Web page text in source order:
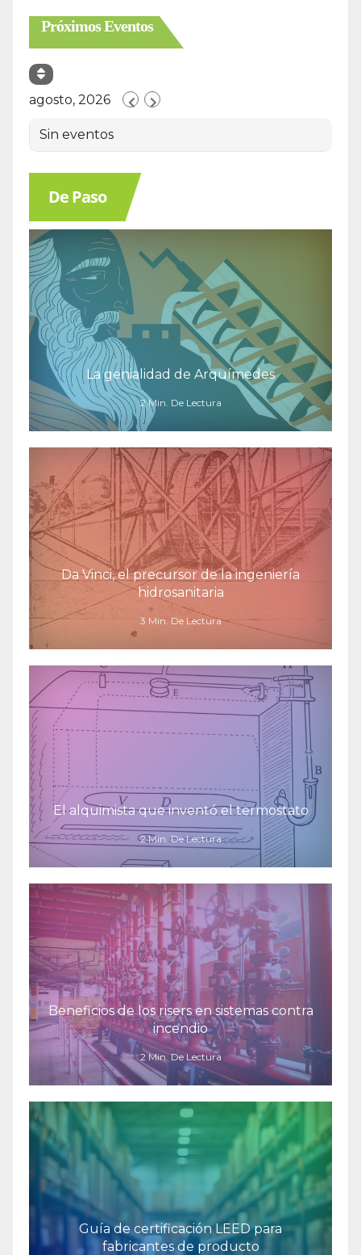
Próximos Eventos
agosto, 2026
Sin eventos
De Paso
La genialidad de Arquímedes
2 Min. De Lectura
Da Vinci, el precursor de la ingeniería
hidrosanitaria
3 Min. De Lectura
El alquimista que inventó el termostato
2 Min. De Lectura
Beneficios de los risers en sistemas contra
incendio
2 Min. De Lectura
Guía de certificación LEED para
fabricantes de producto